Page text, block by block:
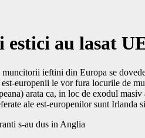
au lasat
ieftini din Europa se
europenii le vor fura locurile de
arata ca, in loc de exodul
ale est-europenilor sunt Irlanda
s-au dus in Anglia